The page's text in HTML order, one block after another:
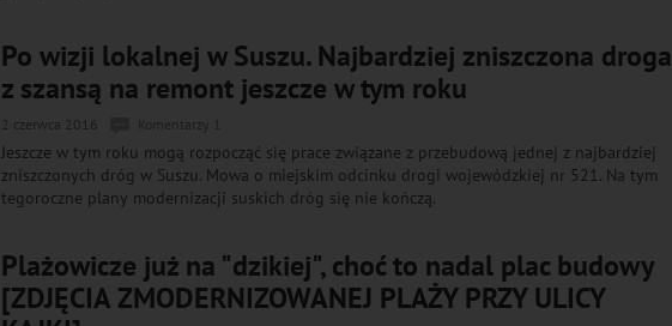
Po wizji lokalnej w Suszu. Najbardziej zniszczona droga
z szansą na remont jeszcze w tym roku
2 czerwca 2016
Jeszcze w tym roku mogą rozpocząć się prace związane z przebudową jednej z najbardziej
zniszczonych dróg w Suszu. Mowa o miejskim odcinku drogi wojewódzkiej nr 521. Na tym
tegoroczne plany modernizacji suskich dróg się nie kończą.
Plażowicze już na "dzikiej", choć to nadal plac budowy
[ZDJĘCIA ZMODERNIZOWANEJ PLAŻY PRZY ULICY